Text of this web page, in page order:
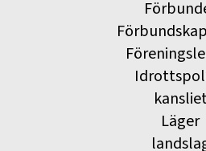
Läger